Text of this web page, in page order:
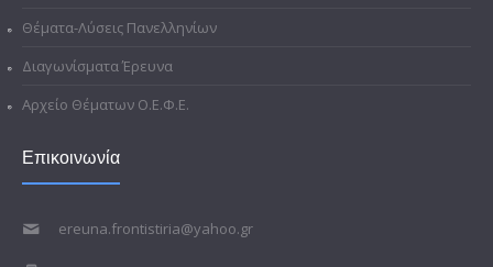
Θέματα-Λύσεις Πανελληνίων
Διαγωνίσματα Έρευνα
Αρχείο Θέματων Ο.Ε.Φ.Ε.
Επικοινωνία
ereuna.frontistiria@yahoo.gr